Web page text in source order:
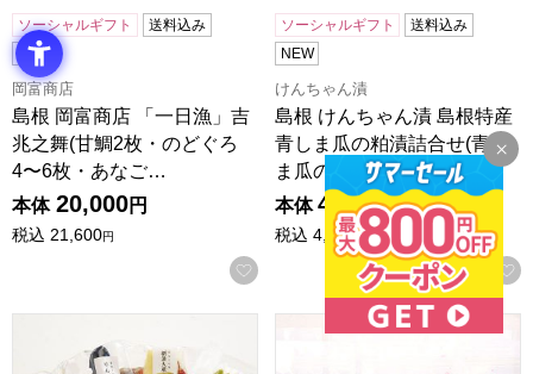
ソーシャルギフト
送料込み
NEW
岡富商店
島根 岡富商店 「一日漁」吉
兆之舞(甘鯛2枚・のどぐろ
4〜6枚・あなご…
本体 20,000円
税込 21,600円
お気に入りに登録する
ソーシャルギフト
送料込み
NEW
けんちゃん漬
島根 けんちゃん漬 島根特産
青しま瓜の粕漬詰合せ(青し
ま瓜の粕漬L1…
本体 4,100円
税込 4,428円
島根 けんちゃん漬 手づくり漬物6品セット(あさづけ胡瓜
島根 いずもちーずけーき本